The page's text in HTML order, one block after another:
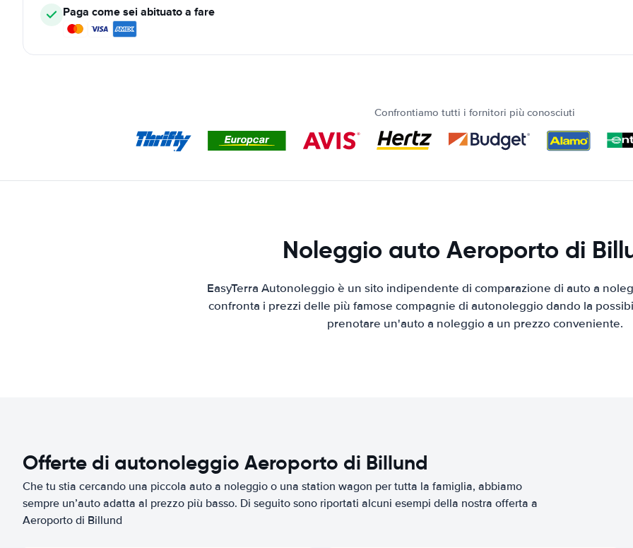
Paga come sei abituato a fare
Confrontiamo tutti i fornitori più conosciuti
Noleggio auto Aeroporto di
EasyTerra Autonoleggio è un sito indipendente di comparazione di auto a
confronta i prezzi delle più famose compagnie di autonoleggio dando la
prenotare un'auto a noleggio a un prezzo conveniente.
Offerte di autonoleggio Aeroporto di Billund
Che tu stia cercando una piccola auto a noleggio o una station wagon per tutta la famiglia, abbiamo
sempre un’auto adatta al prezzo più basso. Di seguito sono riportati alcuni esempi della nostra offerta a
Aeroporto di Billund